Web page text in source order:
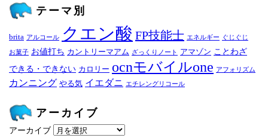
テーマ別
brita アルコール クエン酸 FP技能士 エネルギー ぐじぐじ
お菓子 お値打ち カントリーマアム ざっくりノート アマゾン ことわざ
できる・できない カロリー ocnモバイルone アフォリズム
カンニング やる気 イエダニ エチレングリコール
アーカイブ
アーカイブ